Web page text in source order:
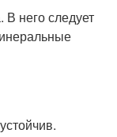
В него следует